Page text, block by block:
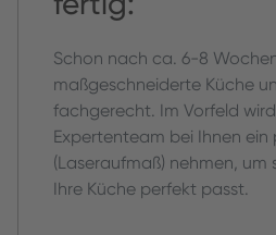
Schon nach ca. 6-8
maßgeschneiderte Küche
fachgerecht. Im Vorfeld
Expertenteam bei Ihnen ein
(Laseraufmaß) nehmen, um
Ihre Küche perfekt passt.